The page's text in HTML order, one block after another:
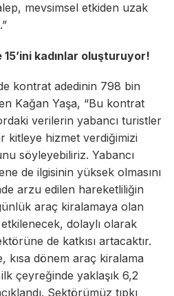
mevsimsel etkiden uzak
15’ini kadınlar oluşturuyor!
kontrat adedinin 798 bin
Kağan Yaşa, “Bu kontrat
verilerin yabancı turistler
kitleye hizmet verdiğimizi
söyleyebiliriz. Yabancı
de ilgisinin yüksek olmasını
arzu edilen hareketliliğin
araç kiralamaya olan
dolaylı olarak
de katkısı artacaktır.
kısa dönem araç kiralama
çeyreğinde yaklaşık 6,2
Sektörümüz tıpkı